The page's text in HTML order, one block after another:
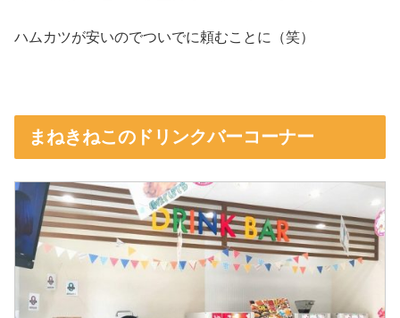
ハムカツが安いのでついでに頼むことに（笑）
まねきねこのドリンクバーコーナー